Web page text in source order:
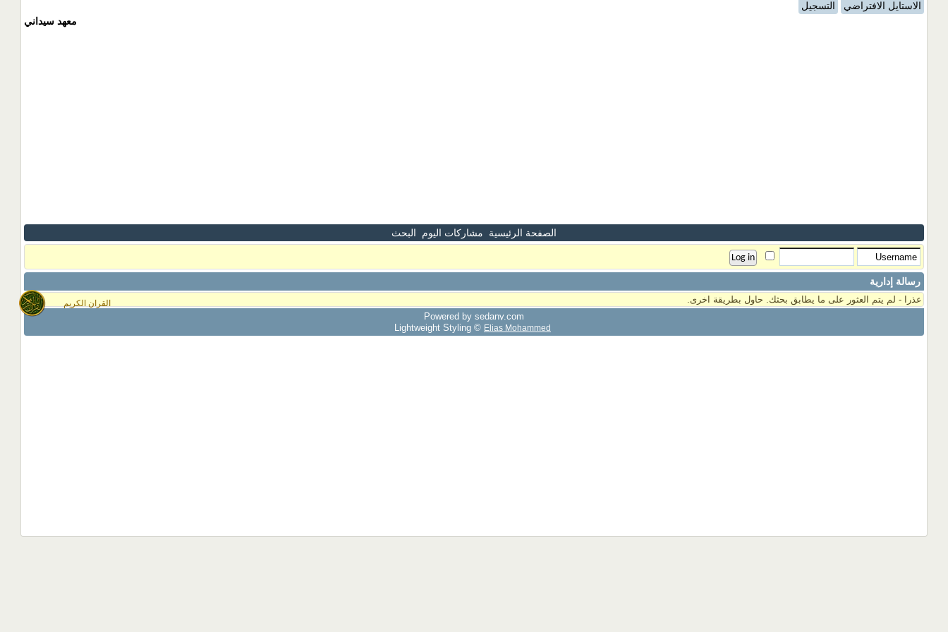
القران الكريم
الاستايل الافتراضي
التسجيل
معهد سيداني
الصفحة الرئيسية مشاركات اليوم البحث
رسالة إدارية
عذرا - لم يتم العثور على ما يطابق بحثك. حاول بطريقة اخرى.
Powered by sedany.com
Lightweight Styling © Elias Mohammed